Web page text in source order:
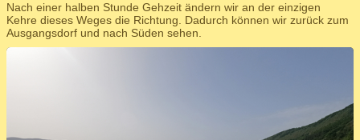
Nach einer halben Stunde Gehzeit ändern wir an der einzigen
Kehre dieses Weges die Richtung. Dadurch können wir zurück zum
Ausgangsdorf und nach Süden sehen.